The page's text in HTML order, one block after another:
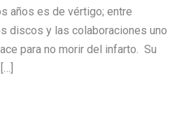
años es de vértigo; entre
discos y las colaboraciones uno
para no morir del infarto. Su